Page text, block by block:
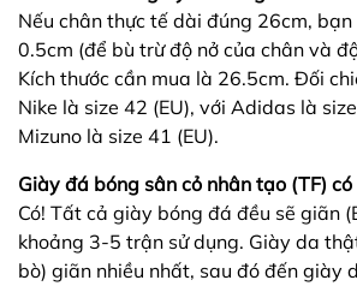
Nếu chân thực tế dài đúng 26cm, bạn
0.5cm (để bù trừ độ nở của chân và
Kích thước cần mua là 26.5cm. Đối
Nike là size 42 (EU), với Adidas là
Mizuno là size 41 (EU).
Giày đá bóng sân cỏ nhân tạo (TF)
Có! Tất cả giày bóng đá đều sẽ giãn
khoảng 3-5 trận sử dụng. Giày da
bò) giãn nhiều nhất, sau đó đến giày